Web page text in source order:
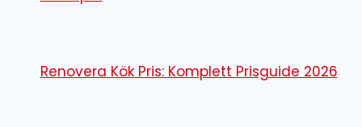
Renovera Kök Pris: Komplett Prisguide 2026